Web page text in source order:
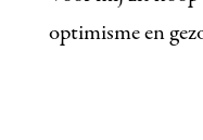
optimisme en